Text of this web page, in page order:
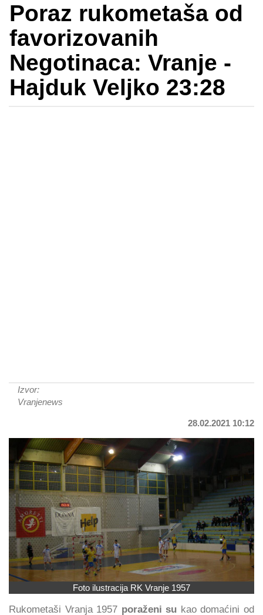
Poraz rukometaša od
favorizovanih
Negotinaca: Vranje -
Hajduk Veljko 23:28
Izvor:
Vranjenews
28.02.2021 10:12
Foto ilustracija RK Vranje 1957
Rukometaši Vranja 1957 poraženi su kao domaćini od